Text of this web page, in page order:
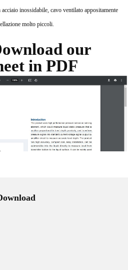
inossidabile, cavo ventilato appositamente
molto piccoli.
our
in PDF